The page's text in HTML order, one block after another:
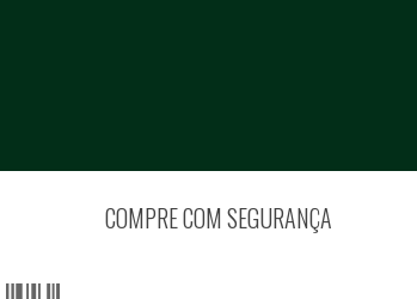
COMPRE COM SEGURANÇA